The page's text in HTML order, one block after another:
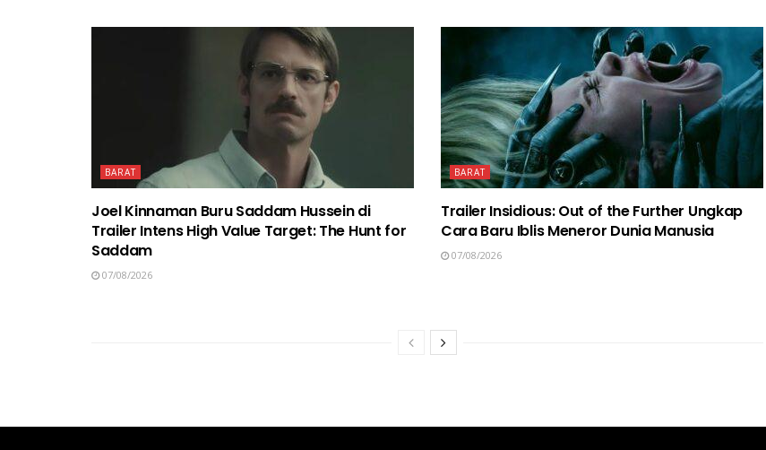
BARAT
Joel Kinnaman Buru Saddam Hussein di
Trailer Intens High Value Target: The Hunt for
Saddam
07/08/2026
BARAT
Trailer Insidious: Out of the Further Ungkap
Cara Baru Iblis Meneror Dunia Manusia
07/08/2026